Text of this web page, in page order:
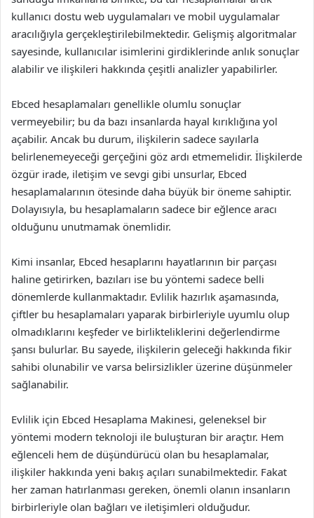
kullanıcı dostu web uygulamaları ve mobil uygulamalar
aracılığıyla gerçekleştirilebilmektedir. Gelişmiş algoritmalar
sayesinde, kullanıcılar isimlerini girdiklerinde anlık sonuçlar
alabilir ve ilişkileri hakkında çeşitli analizler yapabilirler.
Ebced hesaplamaları genellikle olumlu sonuçlar
vermeyebilir; bu da bazı insanlarda hayal kırıklığına yol
açabilir. Ancak bu durum, ilişkilerin sadece sayılarla
belirlenemeyeceği gerçeğini göz ardı etmemelidir. İlişkilerde
özgür irade, iletişim ve sevgi gibi unsurlar, Ebced
hesaplamalarının ötesinde daha büyük bir öneme sahiptir.
Dolayısıyla, bu hesaplamaların sadece bir eğlence aracı
olduğunu unutmamak önemlidir.
Kimi insanlar, Ebced hesaplarını hayatlarının bir parçası
haline getirirken, bazıları ise bu yöntemi sadece belli
dönemlerde kullanmaktadır. Evlilik hazırlık aşamasında,
çiftler bu hesaplamaları yaparak birbirleriyle uyumlu olup
olmadıklarını keşfeder ve birlikteliklerini değerlendirme
şansı bulurlar. Bu sayede, ilişkilerin geleceği hakkında fikir
sahibi olunabilir ve varsa belirsizlikler üzerine düşünmeler
sağlanabilir.
Evlilik için Ebced Hesaplama Makinesi, geleneksel bir
yöntemi modern teknoloji ile buluşturan bir araçtır. Hem
eğlenceli hem de düşündürücü olan bu hesaplamalar,
ilişkiler hakkında yeni bakış açıları sunabilmektedir. Fakat
her zaman hatırlanması gereken, önemli olanın insanların
birbirleriyle olan bağları ve iletişimleri olduğudur.